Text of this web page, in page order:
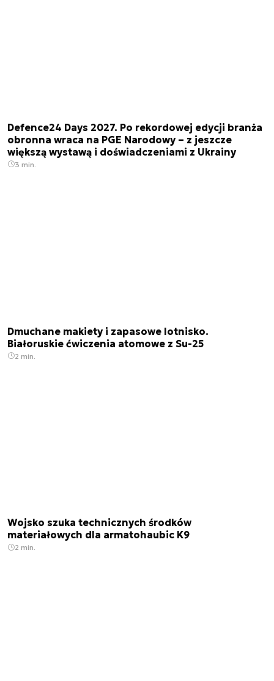
Defence24 Days 2027. Po rekordowej edycji branża
obronna wraca na PGE Narodowy – z jeszcze
większą wystawą i doświadczeniami z Ukrainy
3 min.
Dmuchane makiety i zapasowe lotnisko.
Białoruskie ćwiczenia atomowe z Su-25
2 min.
Wojsko szuka technicznych środków
materiałowych dla armatohaubic K9
2 min.